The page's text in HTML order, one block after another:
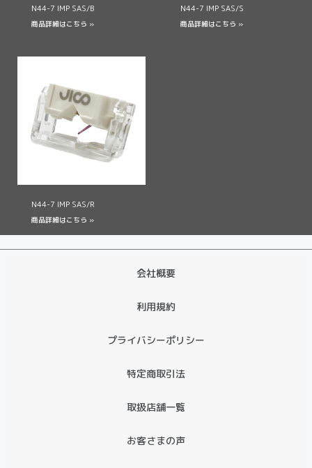
N44-7 IMP SAS/B
商品詳細はこちら »
N44-7 IMP SAS/S
商品詳細はこちら »
N44-7 IMP SAS/R
商品詳細はこちら »
会社概要
利用規約
プライバシーポリシー
特定商取引法
取扱店舗一覧
お客さまの声